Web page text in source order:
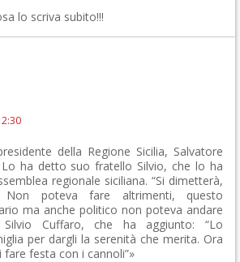
lo scriva subito!!!
della Regione Sicilia, Salvatore
ha detto suo fratello Silvio, che lo ha
regionale siciliana. “Si dimetterà,
poteva fare altrimenti, questo
ma anche politico non poteva andare
Cuffaro, che ha aggiunto: “Lo
per dargli la serenità che merita. Ora
fare festa con i cannoli”»